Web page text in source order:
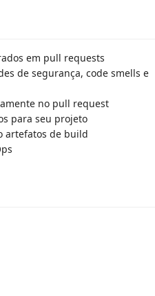
em pull requests
de segurança, code smells e
no pull request
para seu projeto
artefatos de build